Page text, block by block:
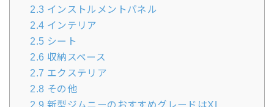
2.3 インストルメントパネル
2.4 インテリア
2.5 シート
2.6 収納スペース
2.7 エクステリア
2.8 その他
2.9 新型ジムニーのおすすめグレードはXL